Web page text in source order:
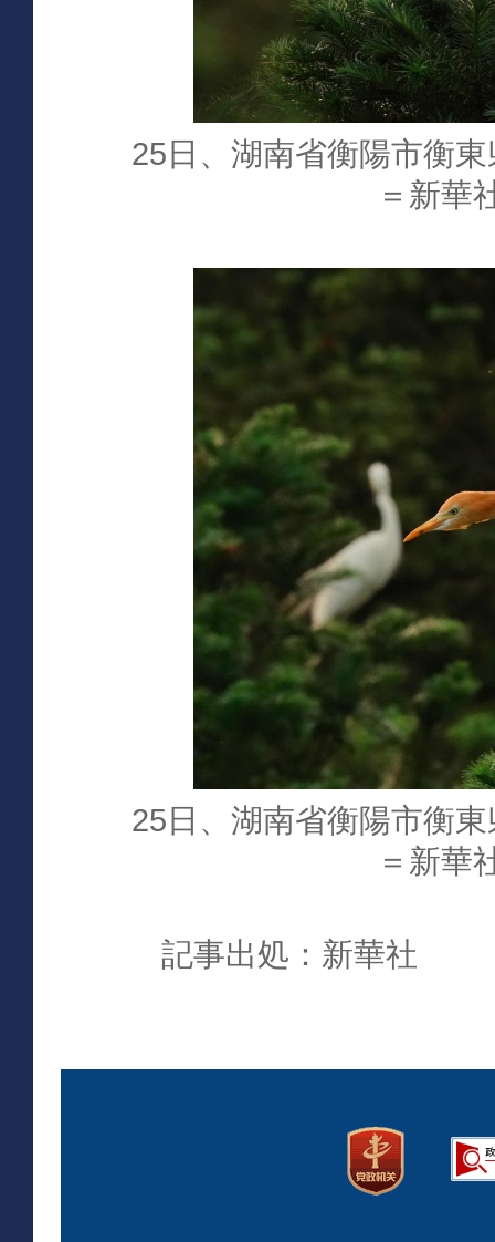
25日、湖南省衡陽市衡
＝新華
25日、湖南省衡陽市衡
＝新華
記事出処：新華社